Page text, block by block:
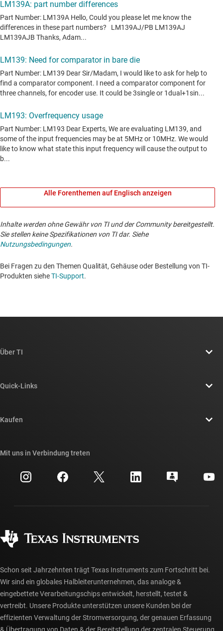
Alle Forenthemen auf Englisch anzeigen
Inhalte werden ohne Gewähr von TI und der Community bereitgestellt.
Sie stellen keine Spezifikationen von TI dar. Siehe
Nutzungsbedingungen.
Bei Fragen zu den Themen Qualität, Gehäuse oder Bestellung von TI-
Produkten sieheTI-Support. ​​​​​​​​​​​​​​
Über TI
Newsroom
Investorenbeziehungen
Fertigung
Quick-Links
Querverweis-Suche
Kundensupportzentrum
myTI-Konto FAQs
Kaufen
Häufig gestellte Fragen zu Bestellungen
Mit uns in Verbindung treten
Schon seit Jahrzehnten trägt Texas Instruments zum Fortschritt bei.
Wir sind ein globales Halbleiterunternehmen, das analoge &
eingebettete Verarbeitungschips entwickelt, herstellt, testet &
vertreibt. Unsere Produkte unterstützen unsere Kunden bei der
effizienten Verwaltung der Stromversorgung, der genauen Erfassung
& Übertragung von Daten & der Bereitstellung der zentralen Steuerung